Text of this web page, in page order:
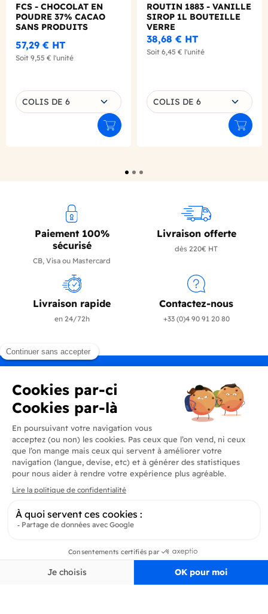
FCS - CHOCOLAT EN
POUDRE 37% CACAO
SANS PRODUITS
57,29 € HT
Soit 9,55 € l'unité
Choisissez une déclinaison
COLIS DE 6
Ajouter au panier
ROUTIN 1883 - VANILLE
SIROP 1L BOUTEILLE
VERRE
38,68 € HT
Soit 6,45 € l'unité
Choisissez une déclinaison
COLIS DE 6
Paiement 100%
sécurisé
CB, Visa ou Mastercard
Livraison offerte
dès 220€ HT
Livraison rapide
en 24/72h
Contactez-nous
+33 (0)4 90 91 20 80
Produits
En savoir plus